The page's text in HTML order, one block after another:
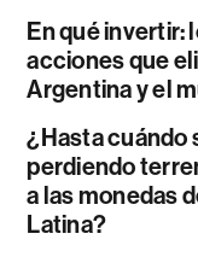
En qué invertir:
acciones que
Argentina y el
¿Hasta cuándo
perdiendo
a las monedas
Latina?